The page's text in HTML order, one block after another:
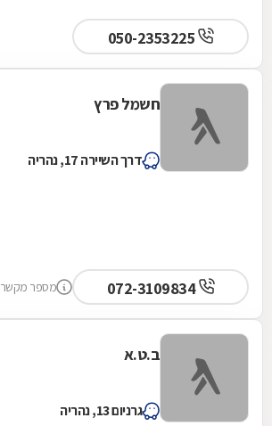
חשמל פרץ
דרך השיירה 17, נהריה
072-3109834 מספר מקשר
ב.ט.א
גרניום 13, נהריה